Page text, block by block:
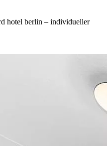
hotel berlin – individueller